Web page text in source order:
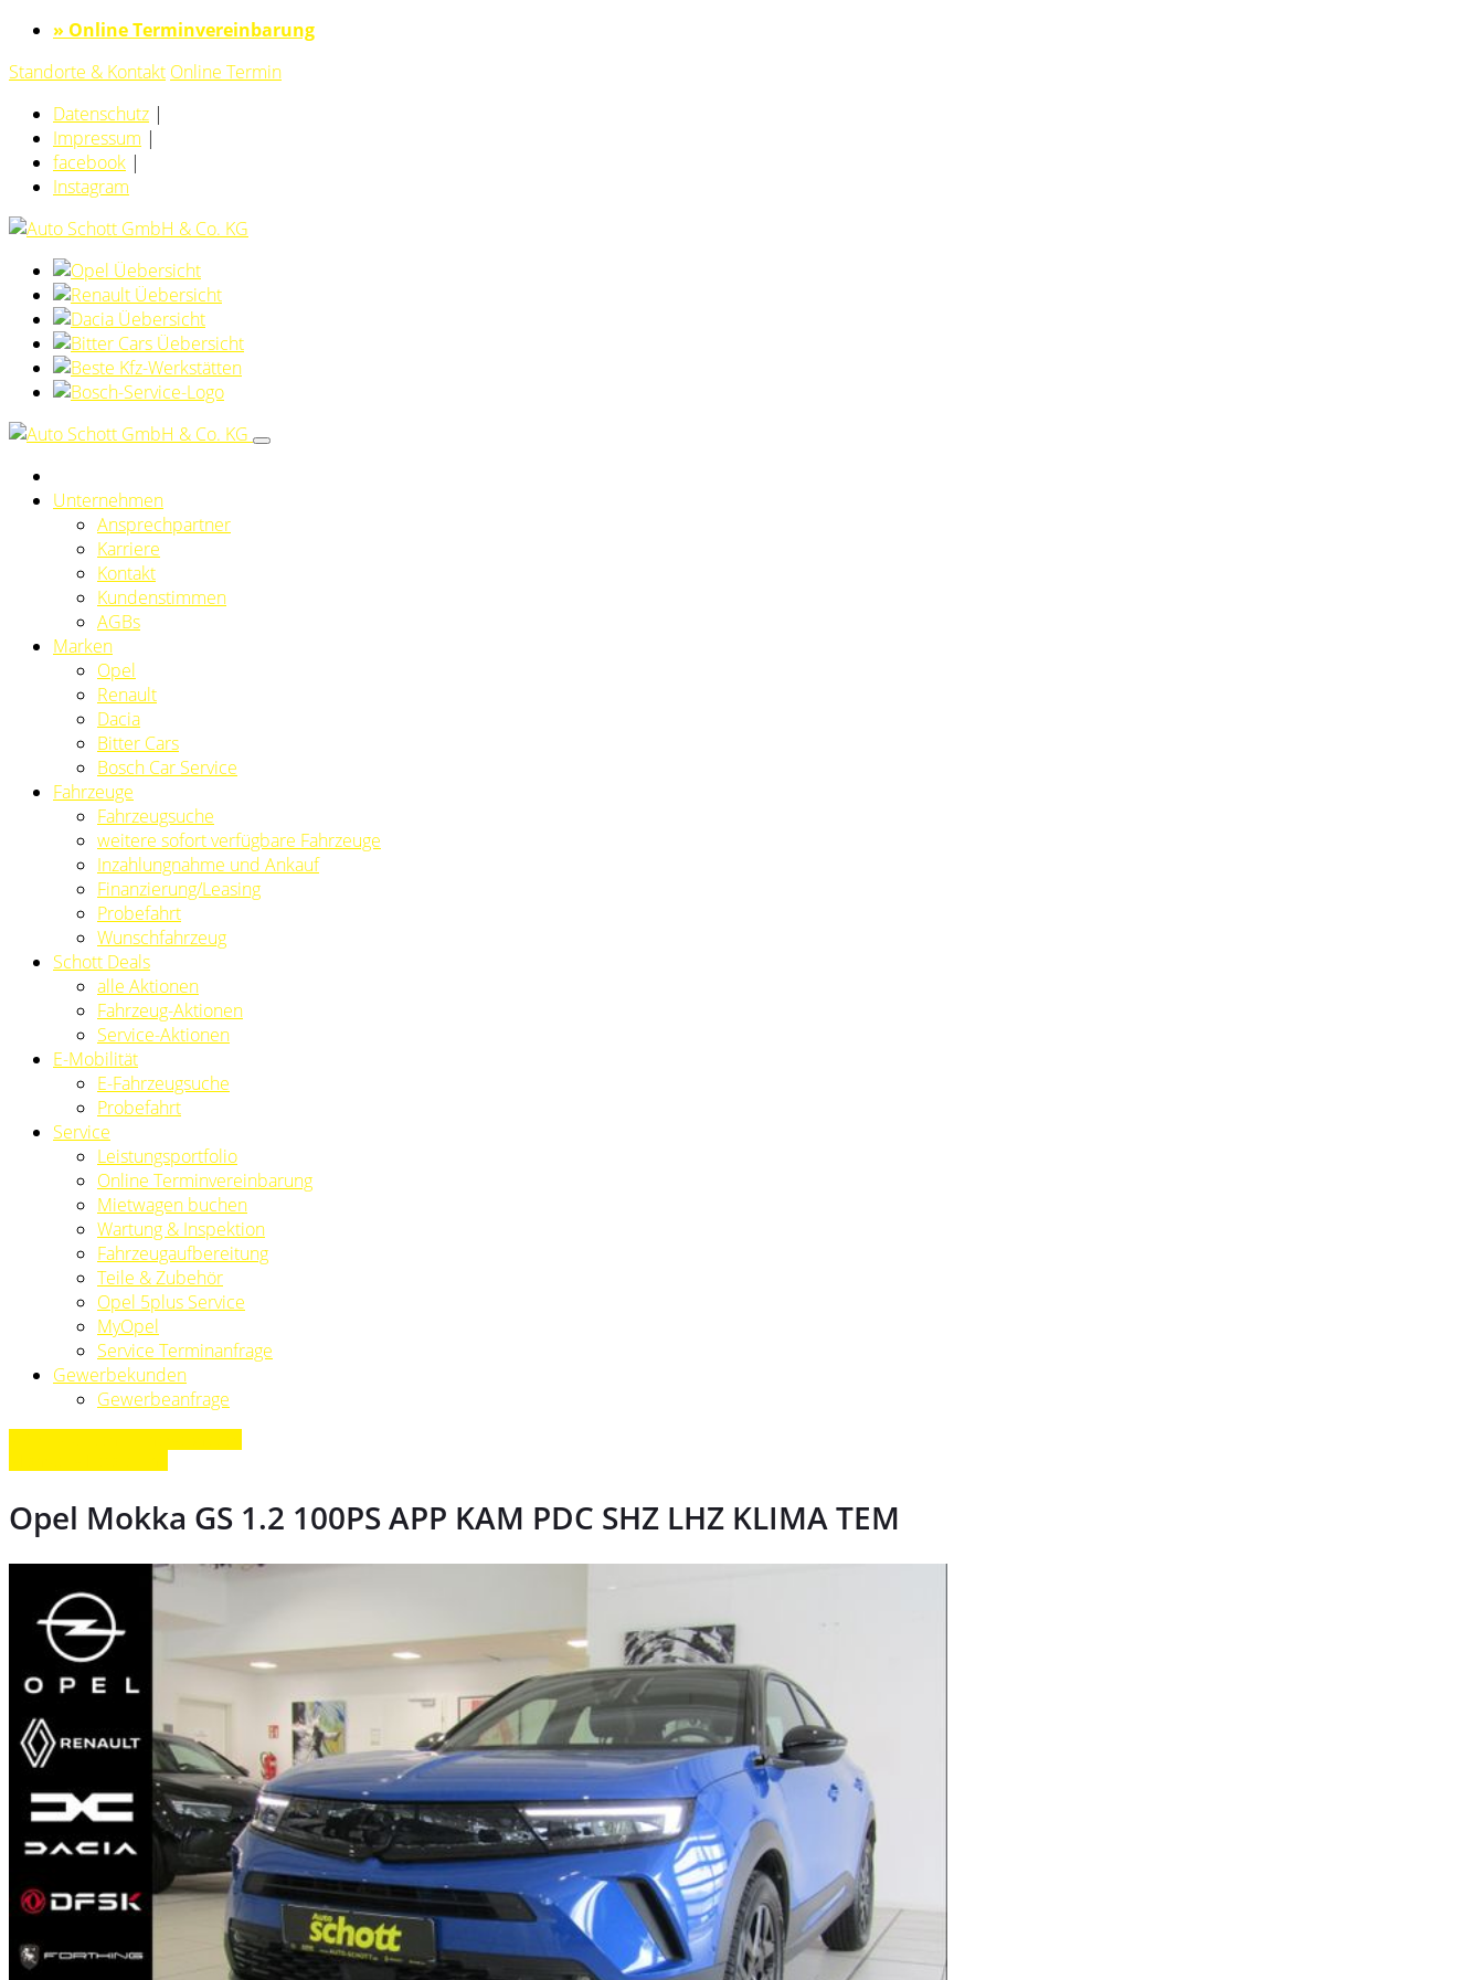
» Online Terminvereinbarung
Standorte & Kontakt Online Termin
Datenschutz |
Impressum |
facebook |
Instagram
Unternehmen
Ansprechpartner
Karriere
Kontakt
Kundenstimmen
AGBs
Marken
Opel
Renault
Dacia
Bitter Cars
Bosch Car Service
Fahrzeuge
Fahrzeugsuche
weitere sofort verfügbare Fahrzeuge
Inzahlungnahme und Ankauf
Finanzierung/Leasing
Probefahrt
Wunschfahrzeug
Schott Deals
alle Aktionen
Fahrzeug-Aktionen
Service-Aktionen
E-Mobilität
E-Fahrzeugsuche
Probefahrt
Service
Leistungsportfolio
Online Terminvereinbarung
Mietwagen buchen
Wartung & Inspektion
Fahrzeugaufbereitung
Teile & Zubehör
Opel 5plus Service
MyOpel
Service Terminanfrage
Gewerbekunden
Gewerbeanfrage
Opel Mokka GS 1.2 100PS APP KAM PDC SHZ LHZ KLIMA TEM